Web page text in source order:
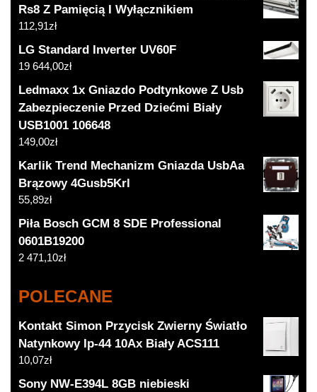
Rs8 Z Pamięcią I Wyłącznikiem
112,91zł
LG Standard Inverter UV60F
19 644,00zł
Ledmaxx 1x Gniazdo Podtynkowe Z Usb
Zabezpieczenie Przed Dziećmi Biały
USB1001 106648
149,00zł
Karlik Trend Mechanizm Gniazda UsbAa
Brązowy 4Gusb5Krl
55,89zł
Piła Bosch GCM 8 SDE Professional
0601B19200
2 471,10zł
POLECANE
Kontakt Simon Przycisk Zwierny Światło
Natynkowy Ip-44 10Ax Biały ACS111
10,07zł
Sony NW-E394L 8GB niebieski